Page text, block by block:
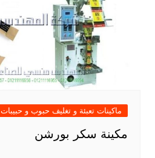
ماكينات تعبئة و تغليف حبوب و حبيبات
مكينة سكر بورشن